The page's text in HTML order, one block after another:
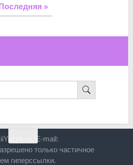
Последняя »
E-mail:
только частичное
гиперссылки.